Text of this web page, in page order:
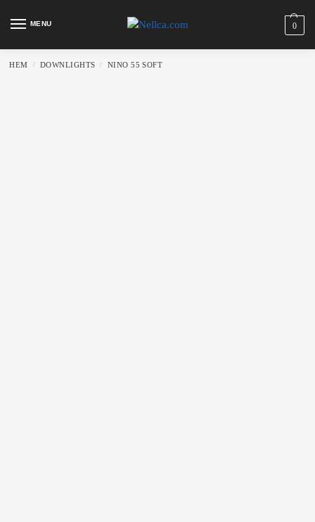
MENU 0
HEM / DOWNLIGHTS / NINO 55 SOFT